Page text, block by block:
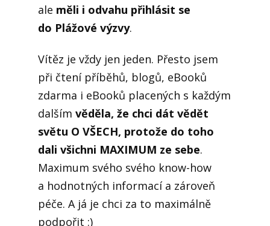
ale měli i odvahu přihlásit se
do Plážové výzvy.
Vítěz je vždy jen jeden. Přesto jsem
při čtení příběhů, blogů, eBooků
zdarma i eBooků placených s každým
dalším věděla, že chci dát vědět
světu O VŠECH, protože do toho
dali všichni MAXIMUM ze sebe.
Maximum svého svého know-how
a hodnotných informací a zároveň
péče. A já je chci za to maximálně
podpořit :)